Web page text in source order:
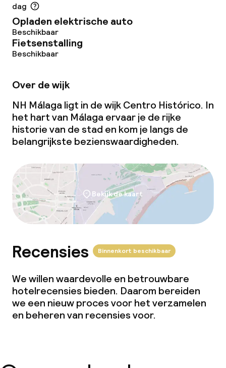
Dieetopties
Speciale dieetopties
Babysitservice
Schoonmaakvoorzieningen
Zakelijke faciliteiten
Conferentieruimte
Vergaderruimte
dag
Opladen elektrische auto
Beschikbaar
Fietsenstalling
Beschikbaar
Over de wijk
NH Málaga ligt in de wijk Centro Histórico. In
het hart van Málaga ervaar je de rijke
historie van de stad en kom je langs de
belangrijkste bezienswaardigheden.
Bekijk de kaart
Recensies Binnenkort beschikbaar
We willen waardevolle en betrouwbare
hotelrecensies bieden. Daarom bereiden
we een nieuw proces voor het verzamelen
en beheren van recensies voor.